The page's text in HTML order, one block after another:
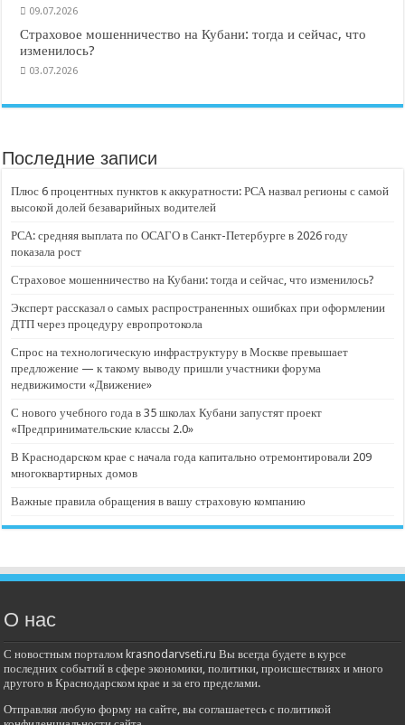
09.07.2026
Страховое мошенничество на Кубани: тогда и сейчас, что
изменилось?
03.07.2026
Последние записи
Плюс 6 процентных пунктов к аккуратности: РСА назвал регионы с самой
высокой долей безаварийных водителей
РСА: средняя выплата по ОСАГО в Санкт-Петербурге в 2026 году
показала рост
Страховое мошенничество на Кубани: тогда и сейчас, что изменилось?
Эксперт рассказал о самых распространенных ошибках при оформлении
ДТП через процедуру европротокола
Спрос на технологическую инфраструктуру в Москве превышает
предложение — к такому выводу пришли участники форума
недвижимости «Движение»
С нового учебного года в 35 школах Кубани запустят проект
«Предпринимательские классы 2.0»
В Краснодарском крае с начала года капитально отремонтировали 209
многоквартирных домов
Важные правила обращения в вашу страховую компанию
О нас
С новостным порталом krasnodarvseti.ru Вы всегда будете в курсе
последних событий в сфере экономики, политики, происшествиях и много
другого в Краснодарском крае и за его пределами.
Отправляя любую форму на сайте, вы соглашаетесь с политикой